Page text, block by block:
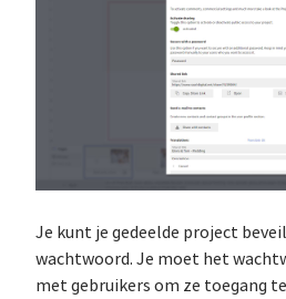
Je kunt je gedeelde project
wachtwoord. Je moet het
met gebruikers om ze toegang te